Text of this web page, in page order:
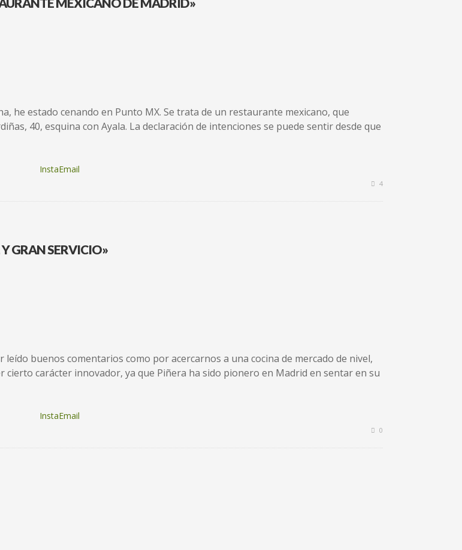
he estado cenando en Punto MX. Se trata de un restaurante mexicano, que
40, esquina con Ayala. La declaración de intenciones se puede sentir desde que
InstaEmail
4
GRAN SERVICIO»
buenos comentarios como por acercarnos a una cocina de mercado de nivel,
cierto carácter innovador, ya que Piñera ha sido pionero en Madrid en sentar en su
InstaEmail
0